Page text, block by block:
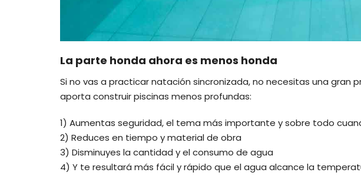
La parte honda ahora es menos honda
Si no vas a practicar natación sincronizada, no necesitas una gran
aporta construir piscinas menos profundas:
1) Aumentas seguridad, el tema más importante y sobre todo
2) Reduces en tiempo y material de obra
3) Disminuyes la cantidad y el consumo de agua
4) Y te resultará más fácil y rápido que el agua alcance la